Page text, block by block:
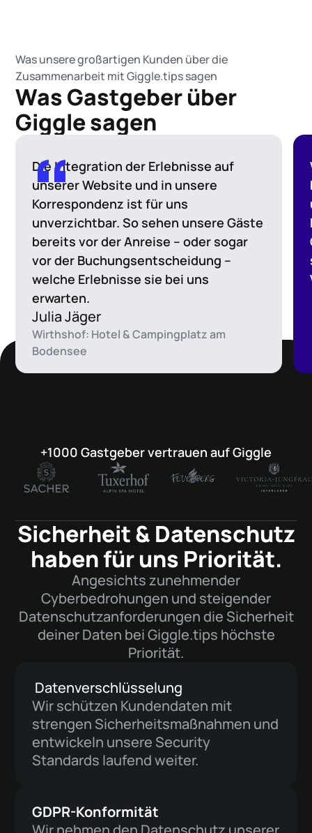
Was unsere großartigen Kunden über die
Zusammenarbeit mit Giggle.tips sagen
Was Gastgeber über
Giggle sagen
Die Integration der Erlebnisse auf
unserer Website und in unsere
Korrespondenz ist für uns
unverzichtbar. So sehen unsere Gäste
bereits vor der Anreise – oder sogar
vor der Buchungsentscheidung –
welche Erlebnisse sie bei uns
erwarten.
Julia Jäger
Wirthshof: Hotel & Campingplatz am
Bodensee
+1000 Gastgeber vertrauen auf Giggle
Sicherheit & Datenschutz
haben für uns Priorität.
Angesichts zunehmender
Cyberbedrohungen und steigender
Datenschutzanforderungen die Sicherheit
deiner Daten bei Giggle.tips höchste
Priorität.
Datenverschlüsselung
Wir schützen Kundendaten mit
strengen Sicherheitsmaßnahmen und
entwickeln unsere Security
Standards laufend weiter.
GDPR-Konformität